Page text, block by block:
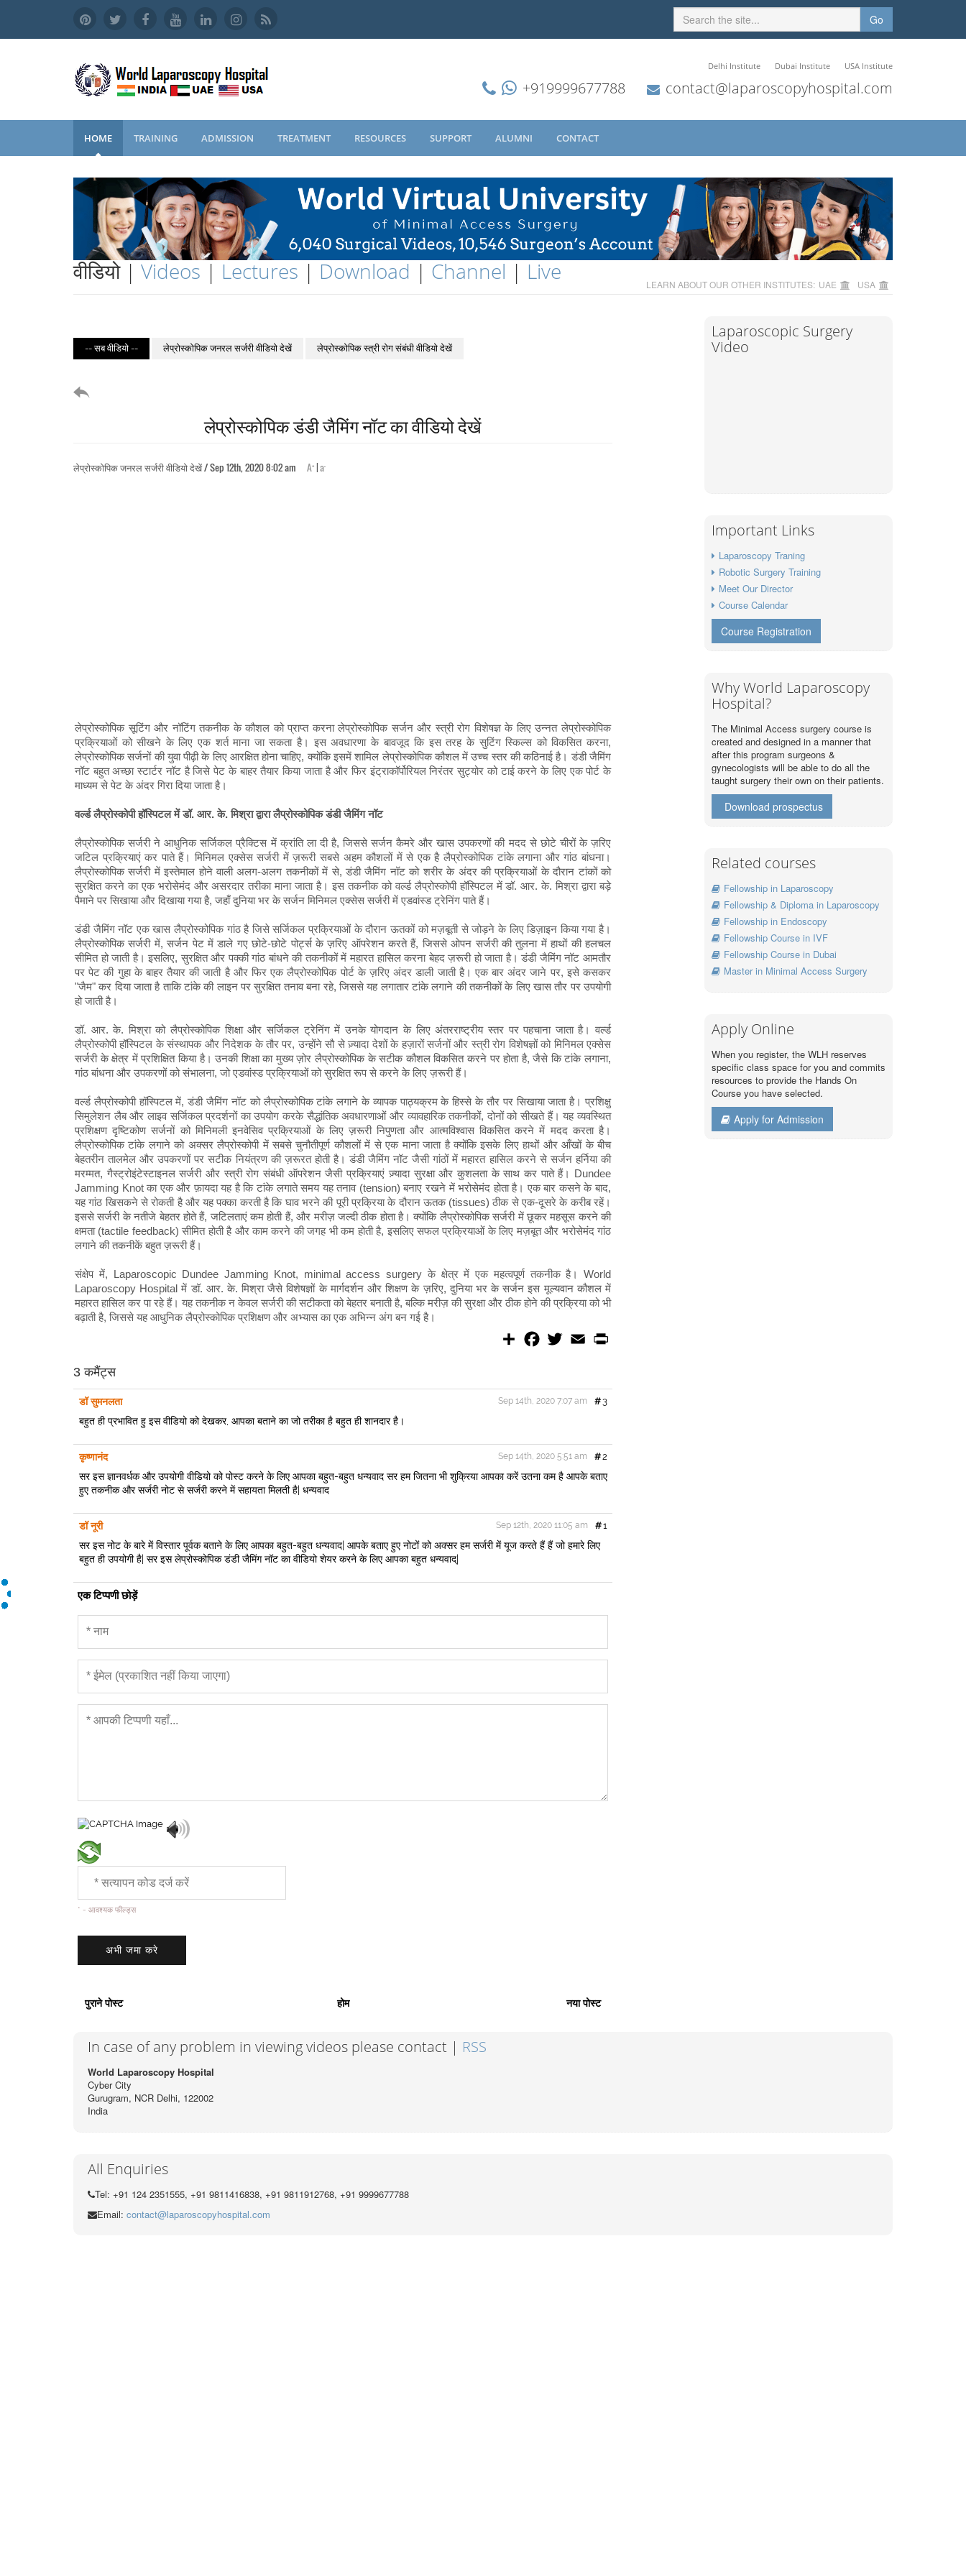
Go
Delhi Institute Dubai Institute USA Institute
+919999677788 contact@laparoscopyhospital.com
HOME TRAINING ADMISSION TREATMENT RESOURCES SUPPORT ALUMNI CONTACT
वीडियो | Videos | Lectures | Download | Channel | Live LEARN ABOUT OUR OTHER INSTITUTES: UAE USA
-- सब वीडियो -- लेप्रोस्कोपिक जनरल सर्जरी वीडियो देखें लेप्रोस्कोपिक स्त्री रोग संबंधी वीडियो देखें
लेप्रोस्कोपिक डंडी जैमिंग नॉट का वीडियो देखें
लेप्रोस्कोपिक जनरल सर्जरी वीडियो देखें / Sep 12th, 2020 8:02 am A+ |a-
लेप्रोस्कोपिक सूटिंग और नॉटिंग तकनीक के कौशल को प्राप्त करना लेप्रोस्कोपिक सर्जन और स्त्री रोग विशेषज्ञ के लिए उन्नत लेप्रोस्कोपिक
प्रक्रियाओं को सीखने के लिए एक शर्त माना जा सकता है। इस अवधारणा के बावजूद कि इस तरह के सुटिंग स्किल्स को विकसित करना,
लेप्रोस्कोपिक सर्जनों की युवा पीढ़ी के लिए आरक्षित होना चाहिए, क्योंकि इसमें शामिल लेप्रोस्कोपिक कौशल में उच्च स्तर की कठिनाई है। डंडी जैमिंग
नॉट बहुत अच्छा स्टार्टर नॉट है जिसे पेट के बाहर तैयार किया जाता है और फिर इंट्राकॉर्पोरियल निरंतर सुट्योर को टाई करने के लिए एक पोर्ट के
माध्यम से पेट के अंदर गिरा दिया जाता है।
वर्ल्ड लैप्रोस्कोपी हॉस्पिटल में डॉ. आर. के. मिश्रा द्वारा लैप्रोस्कोपिक डंडी जैमिंग नॉट
लैप्रोस्कोपिक सर्जरी ने आधुनिक सर्जिकल प्रैक्टिस में क्रांति ला दी है, जिससे सर्जन कैमरे और खास उपकरणों की मदद से छोटे चीरों के ज़रिए
जटिल प्रक्रियाएं कर पाते हैं। मिनिमल एक्सेस सर्जरी में ज़रूरी सबसे अहम कौशलों में से एक है लैप्रोस्कोपिक टांके लगाना और गांठ बांधना।
लैप्रोस्कोपिक सर्जरी में इस्तेमाल होने वाली अलग-अलग तकनीकों में से, डंडी जैमिंग नॉट को शरीर के अंदर की प्रक्रियाओं के दौरान टांकों को
सुरक्षित करने का एक भरोसेमंद और असरदार तरीका माना जाता है। इस तकनीक को वर्ल्ड लैप्रोस्कोपी हॉस्पिटल में डॉ. आर. के. मिश्रा द्वारा बड़े
पैमाने पर सिखाया और दिखाया गया है, जहाँ दुनिया भर के सर्जन मिनिमल एक्सेस सर्जरी में एडवांस्ड ट्रेनिंग पाते हैं।
डंडी जैमिंग नॉट एक खास लैप्रोस्कोपिक गांठ है जिसे सर्जिकल प्रक्रियाओं के दौरान ऊतकों को मज़बूती से जोड़ने के लिए डिज़ाइन किया गया है।
लैप्रोस्कोपिक सर्जरी में, सर्जन पेट में डाले गए छोटे-छोटे पोर्ट्स के ज़रिए ऑपरेशन करते हैं, जिससे ओपन सर्जरी की तुलना में हाथों की हलचल
सीमित हो जाती है। इसलिए, सुरक्षित और पक्की गांठ बांधने की तकनीकों में महारत हासिल करना बेहद ज़रूरी हो जाता है। डंडी जैमिंग नॉट आमतौर
पर पेट की गुहा के बाहर तैयार की जाती है और फिर एक लैप्रोस्कोपिक पोर्ट के ज़रिए अंदर डाली जाती है। एक बार अंदर जाने पर, इसे कसकर
"जैम" कर दिया जाता है ताकि टांके की लाइन पर सुरक्षित तनाव बना रहे, जिससे यह लगातार टांके लगाने की तकनीकों के लिए खास तौर पर उपयोगी
हो जाती है।
डॉ. आर. के. मिश्रा को लैप्रोस्कोपिक शिक्षा और सर्जिकल ट्रेनिंग में उनके योगदान के लिए अंतरराष्ट्रीय स्तर पर पहचाना जाता है। वर्ल्ड
लैप्रोस्कोपी हॉस्पिटल के संस्थापक और निदेशक के तौर पर, उन्होंने सौ से ज़्यादा देशों के हज़ारों सर्जनों और स्त्री रोग विशेषज्ञों को मिनिमल एक्सेस
सर्जरी के क्षेत्र में प्रशिक्षित किया है। उनकी शिक्षा का मुख्य ज़ोर लैप्रोस्कोपिक के सटीक कौशल विकसित करने पर होता है, जैसे कि टांके लगाना,
गांठ बांधना और उपकरणों को संभालना, जो एडवांस्ड प्रक्रियाओं को सुरक्षित रूप से करने के लिए ज़रूरी हैं।
वर्ल्ड लैप्रोस्कोपी हॉस्पिटल में, डंडी जैमिंग नॉट को लैप्रोस्कोपिक टांके लगाने के व्यापक पाठ्यक्रम के हिस्से के तौर पर सिखाया जाता है। प्रशिक्षु
सिमुलेशन लैब और लाइव सर्जिकल प्रदर्शनों का उपयोग करके सैद्धांतिक अवधारणाओं और व्यावहारिक तकनीकों, दोनों को सीखते हैं। यह व्यवस्थित
प्रशिक्षण दृष्टिकोण सर्जनों को मिनिमली इनवेसिव प्रक्रियाओं के लिए ज़रूरी निपुणता और आत्मविश्वास विकसित करने में मदद करता है।
लैप्रोस्कोपिक टांके लगाने को अक्सर लैप्रोस्कोपी में सबसे चुनौतीपूर्ण कौशलों में से एक माना जाता है क्योंकि इसके लिए हाथों और आँखों के बीच
बेहतरीन तालमेल और उपकरणों पर सटीक नियंत्रण की ज़रूरत होती है। डंडी जैमिंग नॉट जैसी गांठों में महारत हासिल करने से सर्जन हर्निया की
मरम्मत, गैस्ट्रोइंटेस्टाइनल सर्जरी और स्त्री रोग संबंधी ऑपरेशन जैसी प्रक्रियाएं ज़्यादा सुरक्षा और कुशलता के साथ कर पाते हैं। Dundee
Jamming Knot का एक और फ़ायदा यह है कि टांके लगाते समय यह तनाव (tension) बनाए रखने में भरोसेमंद होता है। एक बार कसने के बाद,
यह गांठ खिसकने से रोकती है और यह पक्का करती है कि घाव भरने की पूरी प्रक्रिया के दौरान ऊतक (tissues) ठीक से एक-दूसरे के करीब रहें।
इससे सर्जरी के नतीजे बेहतर होते हैं, जटिलताएं कम होती हैं, और मरीज़ जल्दी ठीक होता है। क्योंकि लैप्रोस्कोपिक सर्जरी में छूकर महसूस करने की
क्षमता (tactile feedback) सीमित होती है और काम करने की जगह भी कम होती है, इसलिए सफल प्रक्रियाओं के लिए मज़बूत और भरोसेमंद गांठ
लगाने की तकनीकें बहुत ज़रूरी हैं।
संक्षेप में, Laparoscopic Dundee Jamming Knot, minimal access surgery के क्षेत्र में एक महत्वपूर्ण तकनीक है। World
Laparoscopy Hospital में डॉ. आर. के. मिश्रा जैसे विशेषज्ञों के मार्गदर्शन और शिक्षण के ज़रिए, दुनिया भर के सर्जन इस मूल्यवान कौशल में
महारत हासिल कर पा रहे हैं। यह तकनीक न केवल सर्जरी की सटीकता को बेहतर बनाती है, बल्कि मरीज़ की सुरक्षा और ठीक होने की प्रक्रिया को भी
बढ़ाती है, जिससे यह आधुनिक लैप्रोस्कोपिक प्रशिक्षण और अभ्यास का एक अभिन्न अंग बन गई है।
S
o
o
w
e
r
m
3 कमैंट्स
डॉ सुमनलता #3
Sep 14th, 2020 7:07 am
बहुत ही प्रभावित हु इस वीडियो को देखकर, आपका बताने का जो तरीका है बहुत ही शानदार है।
कृष्णानंद #2
Sep 14th, 2020 5:51 am
सर इस ज्ञानवर्धक और उपयोगी वीडियो को पोस्ट करने के लिए आपका बहुत-बहुत धन्यवाद सर हम जितना भी शुक्रिया आपका करें उतना कम है आपके बताए
हुए तकनीक और सर्जरी नोट से सर्जरी करने में सहायता मिलती है| धन्यवाद
डॉ नूरी #1
Sep 12th, 2020 11:05 am
सर इस नोट के बारे में विस्तार पूर्वक बताने के लिए आपका बहुत-बहुत धन्यवाद| आपके बताए हुए नोटों को अक्सर हम सर्जरी में यूज करते हैं हैं जो हमारे लिए
बहुत ही उपयोगी है| सर इस लेप्रोस्कोपिक डंडी जैमिंग नॉट का वीडियो शेयर करने के लिए आपका बहुत धन्यवाद्|
एक टिप्पणी छोड़ें
* - आवश्यक फील्ड्स
पुराने पोस्ट होम नया पोस्ट
Laparoscopic Surgery
Video
Important Links
Laparoscopy Traning
Robotic Surgery Training
Meet Our Director
Course Calendar
Course Registration
Why World Laparoscopy
Hospital?
The Minimal Access surgery course is
created and designed in a manner that
after this program surgeons &
gynecologists will be able to do all the
taught surgery their own on their patients.
Download prospectus
Related courses
Fellowship in Laparoscopy
Fellowship & Diploma in Laparoscopy
Fellowship in Endoscopy
Fellowship Course in IVF
Fellowship Course in Dubai
Master in Minimal Access Surgery
Apply Online
When you register, the WLH reserves
specific class space for you and commits
resources to provide the Hands On
Course you have selected.
Apply for Admission
In case of any problem in viewing videos please contact | RSS
World Laparoscopy Hospital
Cyber City
Gurugram, NCR Delhi, 122002
India
All Enquiries
Tel: +91 124 2351555, +91 9811416838, +91 9811912768, +91 9999677788
Email: contact@laparoscopyhospital.com